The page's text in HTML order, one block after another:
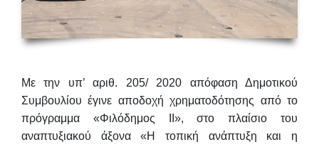
Με την υπ’ αριθ. 205/ 2020 απόφαση Δημοτικού
Συμβουλίου έγινε αποδοχή χρηματοδότησης από το
πρόγραμμα «Φιλόδημος ΙΙ»,στο πλαίσιο του
αναπτυξιακού άξονα «Η τοπική ανάπτυξη και η